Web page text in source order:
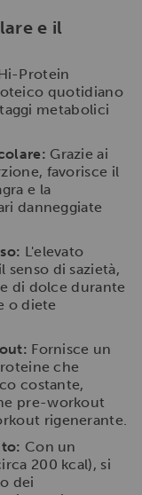
e il
Protein
quotidiano
metabolici
Grazie ai
favorisce il
e la
danneggiate
L'elevato
di sazietà,
di dolce durante
o diete
Fornisce un
che
costante,
pre-workout
rigenerante.
Con un
200 kcal), si
dei